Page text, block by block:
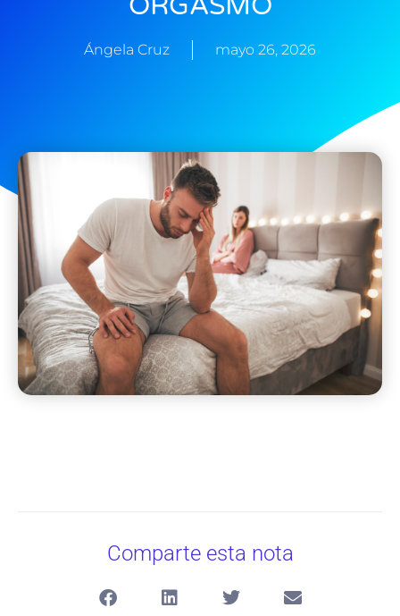
Ángela Cruz mayo 26, 2026
Comparte esta nota